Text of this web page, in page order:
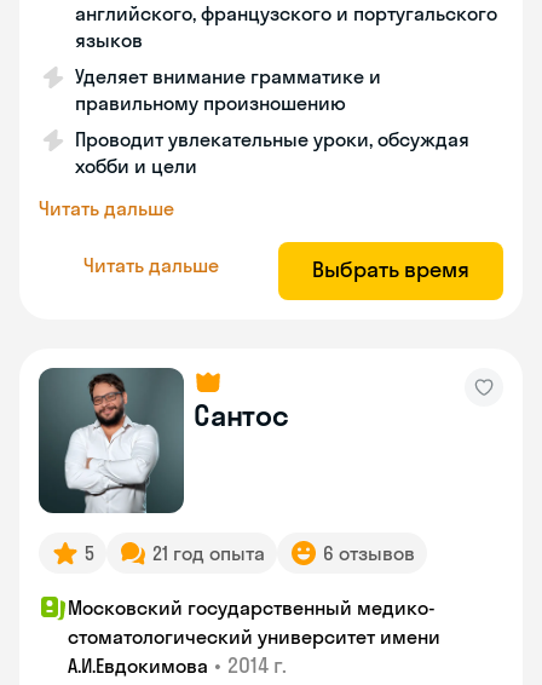
английского, французского и португальского
языков
Уделяет внимание грамматике и
правильному произношению
Проводит увлекательные уроки, обсуждая
хобби и цели
Читать дальше
Читать дальше Выбрать время
Сантос
5 21 год опыта 6 отзывов
Московский государственный медико-
стоматологический университет имени
А.И.Евдокимова • 2014 г.